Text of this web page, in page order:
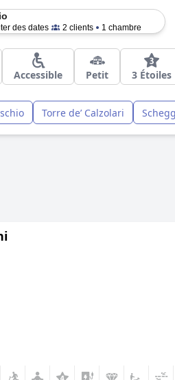
des dates 2 clients 1 chambre
Accessible Petit 3 Étoiles
Torre deʼ Calzolari